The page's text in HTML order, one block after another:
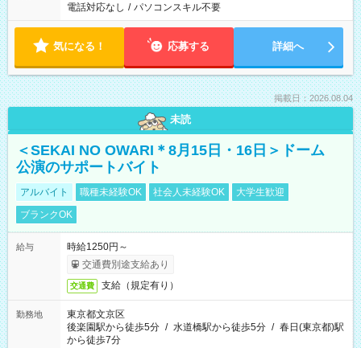
電話対応なし / パソコンスキル不要
気になる！ 応募する 詳細へ
掲載日：2026.08.04
未読
＜SEKAI NO OWARI＊8月15日・16日＞ドーム
公演のサポートバイト
アルバイト 職種未経験OK 社会人未経験OK
大学生歓迎
ブランクOK
給与
時給1250円～
交通費別途支給あり
交通費 支給（規定有り）
勤務地
東京都文京区
後楽園駅から徒歩5分 / 水道橋駅から徒歩5分 / 春日(東京都)駅
から徒歩7分